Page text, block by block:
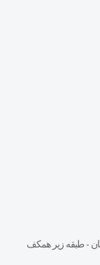
- طبقه زير همكف